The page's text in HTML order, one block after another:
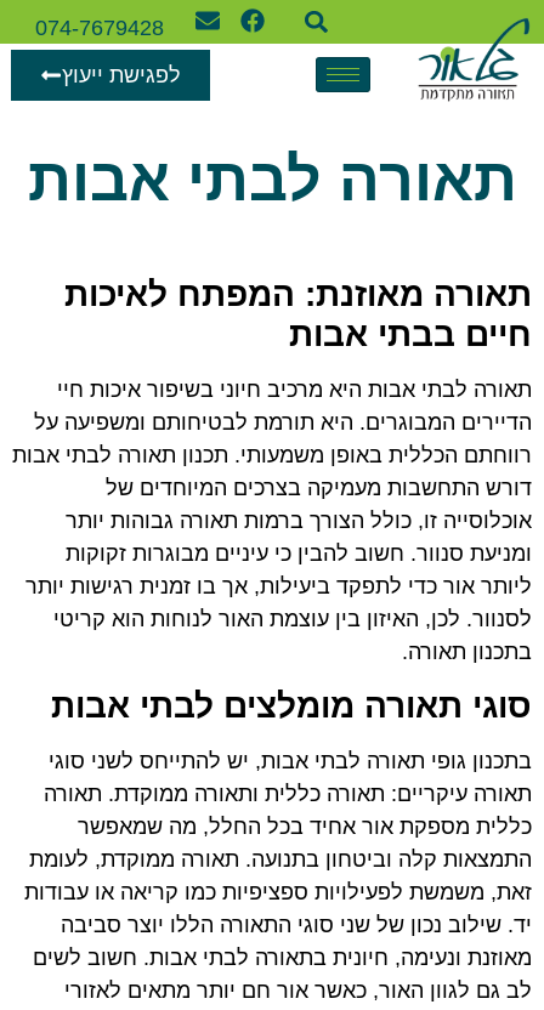
074-7679428
לפגישת ייעוץ
תאורה לבתי אבות
תאורה מאוזנת: המפתח לאיכות
חיים בבתי אבות
תאורה לבתי אבות היא מרכיב חיוני בשיפור איכות חיי
הדיירים המבוגרים. היא תורמת לבטיחותם ומשפיעה על
רווחתם הכללית באופן משמעותי. תכנון תאורה לבתי אבות
דורש התחשבות מעמיקה בצרכים המיוחדים של
אוכלוסייה זו, כולל הצורך ברמות תאורה גבוהות יותר
ומניעת סנוור. חשוב להבין כי עיניים מבוגרות זקוקות
ליותר אור כדי לתפקד ביעילות, אך בו זמנית רגישות יותר
לסנוור. לכן, האיזון בין עוצמת האור לנוחות הוא קריטי
בתכנון תאורה.
סוגי תאורה מומלצים לבתי אבות
בתכנון גופי תאורה לבתי אבות, יש להתייחס לשני סוגי
תאורה עיקריים: תאורה כללית ותאורה ממוקדת. תאורה
כללית מספקת אור אחיד בכל החלל, מה שמאפשר
התמצאות קלה וביטחון בתנועה. תאורה ממוקדת, לעומת
זאת, משמשת לפעילויות ספציפיות כמו קריאה או עבודות
יד. שילוב נכון של שני סוגי התאורה הללו יוצר סביבה
מאוזנת ונעימה, חיונית בתאורה לבתי אבות. חשוב לשים
לב גם לגוון האור, כאשר אור חם יותר מתאים לאזורי